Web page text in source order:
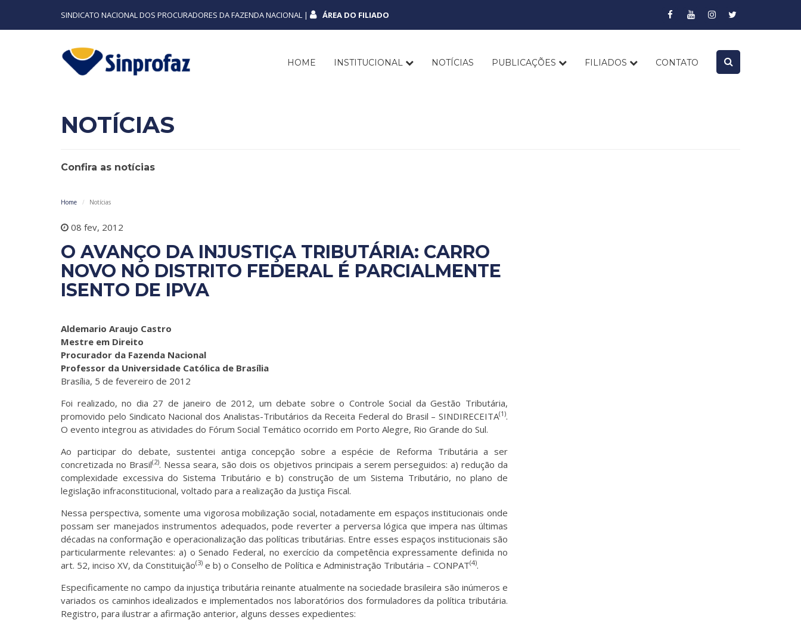
SINDICATO NACIONAL DOS PROCURADORES DA FAZENDA NACIONAL | ÁREA DO FILIADO
HOME INSTITUCIONAL NOTÍCIAS PUBLICAÇÕES FILIADOS CONTATO
NOTÍCIAS
Confira as notícias
Home Notícias
08 fev, 2012
O AVANÇO DA INJUSTIÇA TRIBUTÁRIA: CARRO
NOVO NO DISTRITO FEDERAL É PARCIALMENTE
ISENTO DE IPVA
Aldemario Araujo Castro
Mestre em Direito
Procurador da Fazenda Nacional
Professor da Universidade Católica de Brasília
Brasília, 5 de fevereiro de 2012
Foi realizado, no dia 27 de janeiro de 2012, um debate sobre o Controle Social da Gestão Tributária,
promovido pelo Sindicato Nacional dos Analistas-Tributários da Receita Federal do Brasil – SINDIRECEITA(1).
O evento integrou as atividades do Fórum Social Temático ocorrido em Porto Alegre, Rio Grande do Sul.
Ao participar do debate, sustentei antiga concepção sobre a espécie de Reforma Tributária a ser
concretizada no Brasil(2). Nessa seara, são dois os objetivos principais a serem perseguidos: a) redução da
complexidade excessiva do Sistema Tributário e b) construção de um Sistema Tributário, no plano de
legislação infraconstitucional, voltado para a realização da Justiça Fiscal.
Nessa perspectiva, somente uma vigorosa mobilização social, notadamente em espaços institucionais onde
possam ser manejados instrumentos adequados, pode reverter a perversa lógica que impera nas últimas
décadas na conformação e operacionalização das políticas tributárias. Entre esses espaços institucionais são
particularmente relevantes: a) o Senado Federal, no exercício da competência expressamente definida no
art. 52, inciso XV, da Constituição(3) e b) o Conselho de Política e Administração Tributária – CONPAT(4).
Especificamente no campo da injustiça tributária reinante atualmente na sociedade brasileira são inúmeros e
variados os caminhos idealizados e implementados nos laboratórios dos formuladores da política tributária.
Registro, para ilustrar a afirmação anterior, alguns desses expedientes: